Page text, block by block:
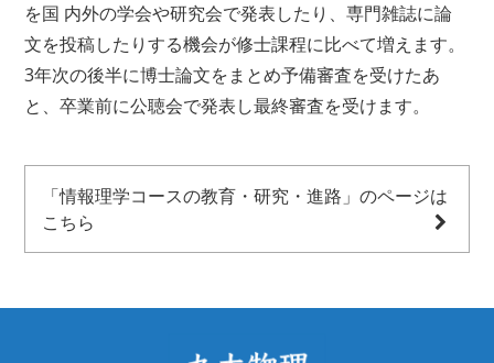
を国 内外の学会や研究会で発表したり、専門雑誌に論
文を投稿したりする機会が修士課程に比べて増えます。
3年次の後半に博士論文をまとめ予備審査を受けたあ
と、卒業前に公聴会で発表し最終審査を受けます。
「情報理学コースの教育・研究・進路」のページは
こちら